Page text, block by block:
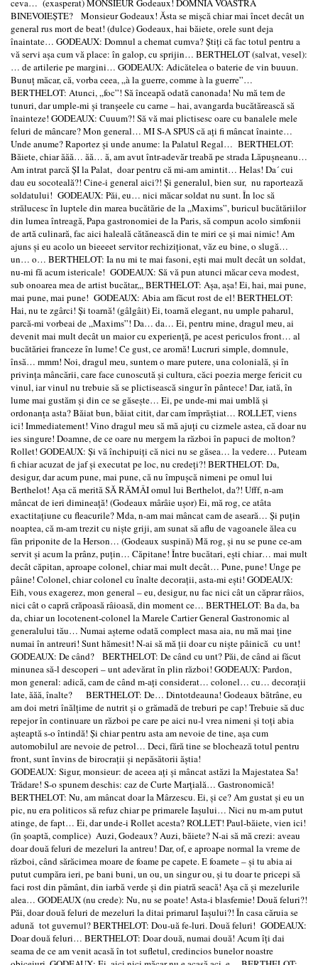
ceva… (exasperat) MONSIEUR Godeaux! DOMNIA VOASTRĂ
BINEVOIEŞTE? Monsieur Godeaux! Ăsta se mişcă chiar mai încet decât un
general rus mort de beat! (dulce) Godeaux, hai băiete, orele sunt deja
înaintate… GODEAUX: Domnul a chemat cumva? Ştiţi că fac totul pentru a
vă servi aşa cum vă place: în galop, cu sprijin… BERTHELOT (salvat, vesel):
… de artilerie pe margini… GODEAUX: Adicătelea o baterie de vin buuun.
Bunuţ măcar, că, vorba ceea, „à la guerre, comme à la guerre”…
BERTHELOT: Atunci, „foc”! Să înceapă odată canonada! Nu mă tem de
tunuri, dar umple-mi şi tranşeele cu carne – hai, avangarda bucătărească să
înainteze! GODEAUX: Cuuum?! Să vă mai plictisesc oare cu banalele mele
feluri de mâncare? Mon general… MI S-A SPUS că aţi fi mâncat înainte…
Unde anume? Raportez şi unde anume: la Palatul Regal… BERTHELOT:
Băiete, chiar ăăă… ăă… ă, am avut într-adevăr treabă pe strada Lăpuşneanu…
Am intrat parcă ŞI la Palat, doar pentru că mi-am amintit… Helas! Da´ cui
dau eu socoteală?! Cine-i general aici?! Şi generalul, bien sur, nu raportează
soldatului! GODEAUX: Păi, eu… nici măcar soldat nu sunt. În loc să
strălucesc în luptele din marea bucătărie de la „Maxims”, buricul bucătăriilor
din lumea întreagă, Papa gastronomiei de la Paris, să compun acolo simfonii
de artă culinară, fac aici haleală cătănească din te miri ce şi mai nimic! Am
ajuns şi eu acolo un bieeeet servitor rechiziţionat, văz eu bine, o slugă…
un… o… BERTHELOT: Ia nu mi te mai fasoni, eşti mai mult decât un soldat,
nu-mi fă acum istericale! GODEAUX: Să vă pun atunci măcar ceva modest,
sub onoarea mea de artist bucătar,,, BERTHELOT: Aşa, aşa! Ei, hai, mai pune,
mai pune, mai pune! GODEAUX: Abia am făcut rost de el! BERTHELOT:
Hai, nu te zgârci! Şi toarnă! (gâlgâit) Ei, toarnă elegant, nu umple paharul,
parcă-mi vorbeai de „Maxims”! Da… da… Ei, pentru mine, dragul meu, ai
devenit mai mult decât un maior cu experienţă, pe acest periculos front… al
bucătăriei franceze în lume! Ce gust, ce aromă! Lucruri simple, domnule,
însă… mmm! Noi, dragul meu, suntem o mare putere, una colonială, şi în
privinţa mâncării, care face cunoscută şi cultura, căci poezia merge fericit cu
vinul, iar vinul nu trebuie să se plictisească singur în pântece! Dar, iată, în
lume mai gustăm şi din ce se găseşte… Ei, pe unde-mi mai umblă şi
ordonanţa asta? Băiat bun, băiat citit, dar cam împrăştiat… ROLLET, viens
ici! Immediatement! Vino dragul meu să mă ajuţi cu cizmele astea, că doar nu
ies singure! Doamne, de ce oare nu mergem la război în papuci de molton?
Rollet! GODEAUX: Şi vă închipuiţi că nici nu se găsea… la vedere… Puteam
fi chiar acuzat de jaf şi executat pe loc, nu credeţi?! BERTHELOT: Da,
desigur, dar acum pune, mai pune, că nu împuşcă nimeni pe omul lui
Berthelot! Aşa că merită SĂ RĂMÂI omul lui Berthelot, da?! Ufff, n-am
mâncat de ieri dimineaţă! (Godeaux mârâie uşor) Ei, mă rog, ce atâta
exactitaţiune cu fleacurile? Mda, n-am mai mâncat cam de aseară… Şi puţin
noaptea, că m-am trezit cu nişte griji, am sunat să aflu de vagoanele ălea cu
fân priponite de la Herson… (Godeaux suspină) Mă rog, şi nu se pune ce-am
servit şi acum la prânz, puţin… Căpitane! Între bucătari, eşti chiar… mai mult
decât căpitan, aproape colonel, chiar mai mult decât… Pune, pune! Unge pe
pâine! Colonel, chiar colonel cu înalte decoraţii, asta-mi eşti! GODEAUX:
Eih, vous exagerez, mon general – eu, desigur, nu fac nici cât un căprar râios,
nici cât o capră crăpoasă râioasă, din moment ce… BERTHELOT: Ba da, ba
da, chiar un locotenent-colonel la Marele Cartier General Gastronomic al
generalului tău… Numai aşterne odată complect masa aia, nu mă mai ţine
numai în antreuri! Sunt hămesit! N-ai să mă ţii doar cu nişte pâinică cu unt!
GODEAUX: De când? BERTHELOT: De când cu unt? Păi, de când ai făcut
minunea să-l descoperi – unt adevărat în plin război! GODEAUX: Pardon,
mon general: adică, cam de când m-aţi considerat… colonel… cu… decoraţii
late, ăăă, înalte? BERTHELOT: De… Dintotdeauna! Godeaux bătrâne, eu
am doi metri înălţime de nutrit şi o grămadă de treburi pe cap! Trebuie să duc
repejor în continuare un război pe care pe aici nu-l vrea nimeni şi toţi abia
aşteaptă s-o întindă! Şi chiar pentru asta am nevoie de tine, aşa cum
automobilul are nevoie de petrol… Deci, fără tine se blochează totul pentru
front, sunt învins de birocraţii şi nepăsătorii ăştia!
GODEAUX: Sigur, monsieur: de aceea aţi şi mâncat astăzi la Majestatea Sa!
Trădare! S-o spunem deschis: caz de Curte Marţială… Gastronomică!
BERTHELOT: Nu, am mâncat doar la Mârzescu. Ei, şi ce? Am gustat şi eu un
pic, nu era politicos să refuz chiar pe primarele Iaşului… Nici nu m-am putut
atinge, de fapt… Ei, dar unde-i Rollet acesta? ROLLET! Paul-băiete, vien ici!
(în şoaptă, complice) Auzi, Godeaux? Auzi, băiete? N-ai să mă crezi: aveau
doar două feluri de mezeluri la antreu! Dar, of, e aproape normal la vreme de
război, când sărăcimea moare de foame pe capete. E foamete – şi tu abia ai
putut cumpăra ieri, pe bani buni, un ou, un singur ou, şi tu doar te pricepi să
faci rost din pământ, din iarbă verde şi din piatră seacă! Aşa că şi mezelurile
alea… GODEAUX (nu crede): Nu, nu se poate! Asta-i blasfemie! Două feluri?!
Păi, doar două feluri de mezeluri la ditai primarul Iaşului?! În casa căruia se
adună tot guvernul? BERTHELOT: Dou-uă fe-luri. Două feluri! GODEAUX:
Doar două feluri… BERTHELOT: Doar două, numai două! Acum îţi dai
seama de ce am venit acasă în tot sufletul, credincios bunelor noastre